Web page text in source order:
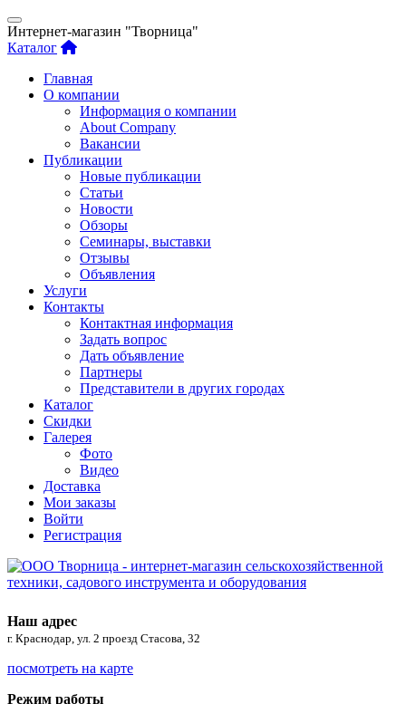
Интернет-магазин "Творница"
Каталог
Главная
О компании
Информация о компании
About Company
Вакансии
Публикации
Новые публикации
Статьи
Новости
Обзоры
Семинары, выставки
Отзывы
Объявления
Услуги
Контакты
Контактная информация
Задать вопрос
Дать объявление
Партнеры
Представители в других городах
Каталог
Скидки
Галерея
Фото
Видео
Доставка
Мои заказы
Войти
Регистрация
Наш адрес
г. Краснодар, ул. 2 проезд Стасова, 32
посмотреть на карте
Режим работы